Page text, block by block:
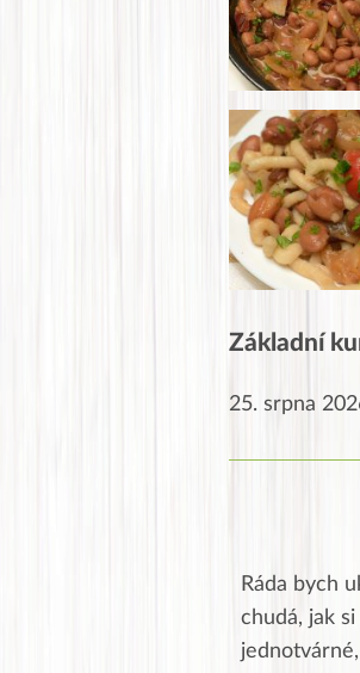
Základní
25. srpna
Ráda bych
chudá, jak